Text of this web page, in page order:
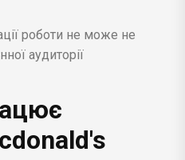
роботи не може не
аудиторії